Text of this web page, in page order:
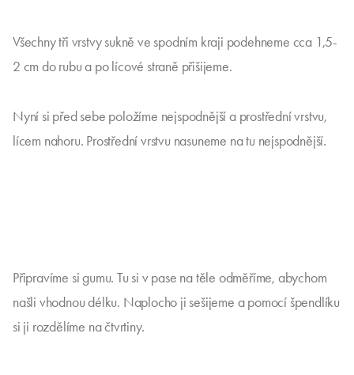
Všechny tři vrstvy sukně ve spodním kraji podehneme cca 1,5-
2 cm do rubu a po lícové straně přišijeme.
Nyní si před sebe položíme nejspodnější a prostřední vrstvu,
lícem nahoru. Prostřední vrstvu nasuneme na tu nejspodnější.
Připravíme si gumu. Tu si v pase na těle odměříme, abychom
našli vhodnou délku. Naplocho ji sešijeme a pomocí špendlíku
si ji rozdělíme na čtvrtiny.